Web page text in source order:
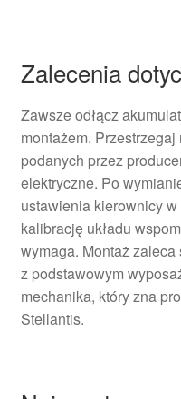
Zalecenia
Zawsze odłącz
montażem.
podanych przez
elektryczne. Po
ustawienia kierownicy
kalibrację układu
wymaga. Montaż
z podstawowym
mechanika, który zna
Stellantis.